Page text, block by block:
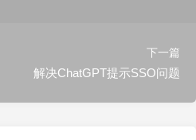
下一篇
解决ChatGPT提示SSO问题